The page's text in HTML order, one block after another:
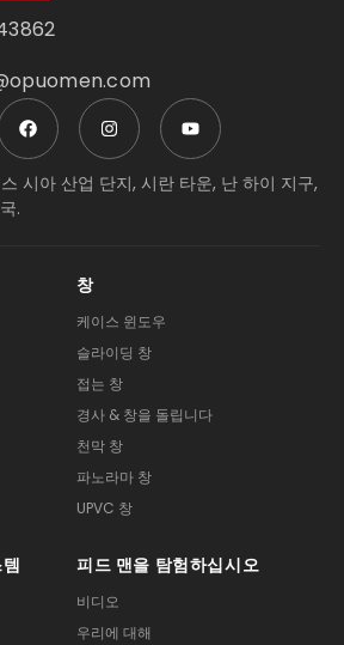
시아 산업 단지, 시란 타운, 난 하이 지구,
.
창
케이스 윈도우
슬라이딩 창
접는 창
경사 & 창을 돌립니다
천막 창
파노라마 창
UPVC 창
피드 맨을 탐험하십시오
비디오
우리에 대해